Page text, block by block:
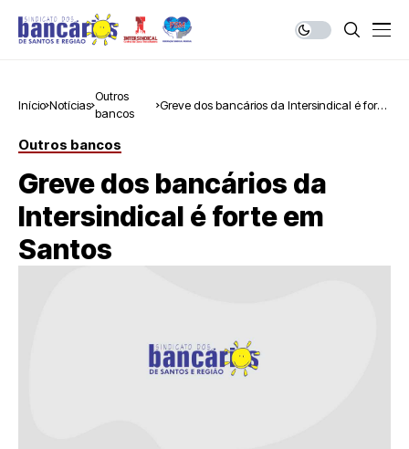
Início Notícias
Outros
bancos
Greve dos bancários da Intersindical é forte
Outros bancos
Greve dos bancários da
Intersindical é forte em
Santos